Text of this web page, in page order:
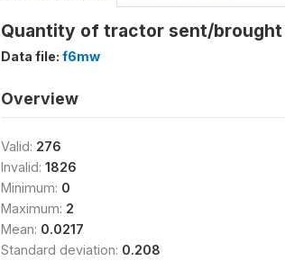
Quantity of tractor sent/brought
Data file: f6mw
Overview
Valid: 276
Invalid: 1826
Minimum: 0
Maximum: 2
Mean: 0.0217
Standard deviation: 0.208